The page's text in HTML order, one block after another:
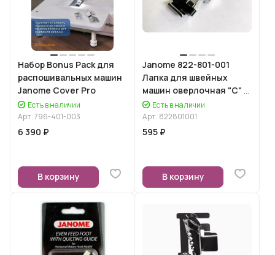
Набор Bonus Pack для
распошивальных машин
Janome Cover Pro
Есть в наличии
Арт.796-401-003
6 390 ₽
В корзину
Janome 822-801-001
Лапка для швейных
машин оверлочная "C" с
кисточкой
Есть в наличии
Арт. 822801001
595 ₽
В корзину